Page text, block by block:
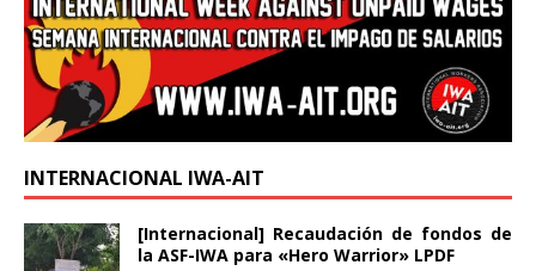
INTERNACIONAL IWA-AIT
[Internacional] Recaudación de fondos de
la ASF-IWA para «Hero Warrior» LPDF